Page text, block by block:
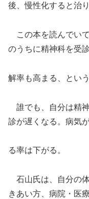
後、慢性化すると治り
この本を読んでい
のうちに精神科を受
解率も高まる、という
誰でも、自分は精
診が遅くなる。病気
る率は下がる。
石山氏は、自分の
きあい方、病院・医